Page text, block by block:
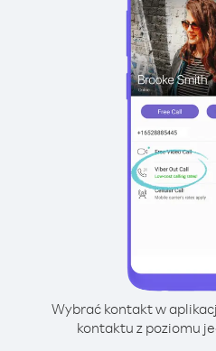
Wybrać kontakt w
kontaktu z poziomu